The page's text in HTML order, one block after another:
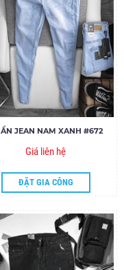
JEAN NAM XANH #672
Giá liên hệ
ĐẶT GIA CÔNG